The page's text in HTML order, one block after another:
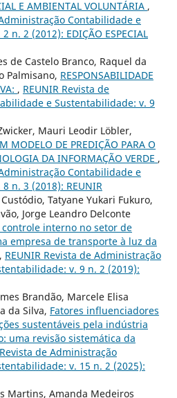
E AMBIENTAL VOLUNTÁRIA ,
Contabilidade e
n. 2 (2012): EDIÇÃO ESPECIAL
de Castelo Branco, Raquel da
Palmisano, RESPONSABILIDADE
, REUNIR Revista de
e Sustentabilidade: v. 9
Mauri Leodir Löbler,
MODELO DE PREDIÇÃO PARA O
DA INFORMAÇÃO VERDE ,
Contabilidade e
n. 3 (2018): REUNIR
Tatyane Yukari Fukuro,
Jorge Leandro Delconte
controle interno no setor de
empresa de transporte à luz da
, REUNIR Revista de Administração
v. 9 n. 2 (2019):
Brandão, Marcele Elisa
da Silva, Fatores influenciadores
sustentáveis pela indústria
uma revisão sistemática da
de Administração
v. 15 n. 2 (2025):
Martins, Amanda Medeiros